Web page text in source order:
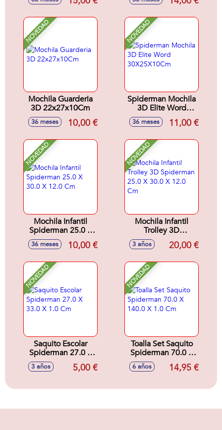
20X26X10Cm
NOVEDAD
Mochila Guarderia
3D 22x27x10Cm
36 meses 10,00 €
NOVEDAD
Spiderman Mochila
3D Elite Word
30X25X10Cm
36 meses 11,00 €
NOVEDAD
Mochila Infantil
Spiderman 25.0 X
30.0 X 12.0 Cm
36 meses 10,00 €
NOVEDAD
Mochila Infantil
Trolley 3D
Spiderman 25.0 X
30.0 X 12.0 Cm
3 años 20,00 €
NOVEDAD
Saquito Escolar
Spiderman 27.0 X
33.0 X 1.0 Cm
3 años 5,00 €
NOVEDAD
Toalla Set Saquito
Spiderman 70.0 X
140.0 X 1.0 Cm
6 años 14,95 €